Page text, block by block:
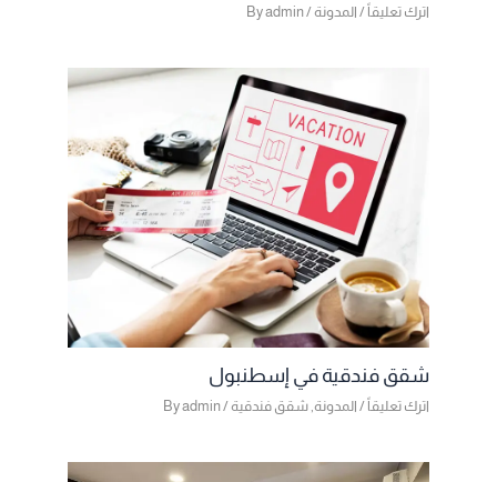
اترك تعليقاً/ المدونة/ By
admin
شقق فندقية في إسطنبول
اترك تعليقاً/ المدونة ,شقق فندقية/ By
admin